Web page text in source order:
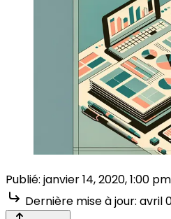
Publié: janvier 14, 2020, 1:00 pm
Dernière mise à jour: avril